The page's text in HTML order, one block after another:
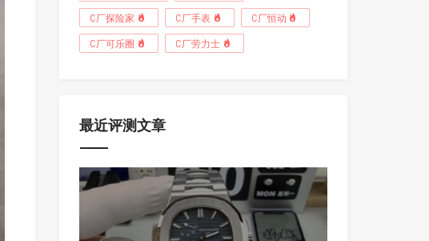
C厂探险家 C厂手表 C厂恒动
C厂可乐圈 C厂劳力士
最近评测文章